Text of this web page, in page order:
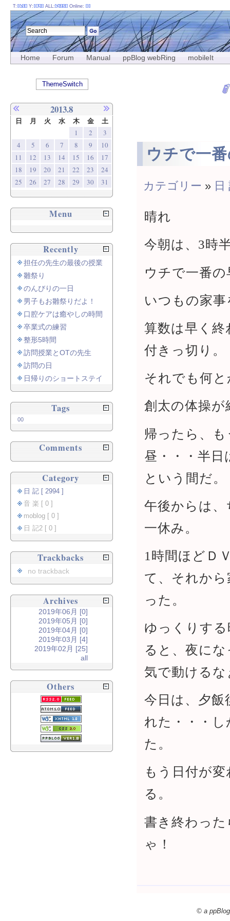
Home Forum Manual ppBlog webRing mobileIt
ウチで一
カテゴリー » 日
晴れ
今朝は、3時
ウチで一番
いつもの家
算数は早く
付きっ切り。
それでも何
創太の体操
帰ったら、も
昼・・・半日
という間だ。
午後からは
一休み。
1時間ほどＤ
て、それか
った。
ゆっくりす
ると、夜に
気で動けるな
今日は、夕
れた・・・
た。
もう日付が
る。
書き終わっ
ゃ！
T: Y: ALL: Online:
ThemeSwitch
2013.8
日 月 火 水 木 金 土
1 2
3
4
5 6 7 8 9
10
11
12 13 14 15 16
17
18
19 20 21 22 23
24
25
26 27 28 29 30 31
Menu
Recently
担任の先生の最後の授業
雛祭り
のんびりの一日
男子もお雛祭りだよ！
口腔ケアは癒やしの時間
卒業式の練習
整形5時間
訪問授業とOTの先生
訪問の日
日帰りのショートステイ
Tags
00
Comments
Category
日 記 [ 2994 ]
音 楽 [ 0 ]
moblog [ 0 ]
日 記2 [ 0 ]
Trackbacks
no trackback
Archives
2019年06月 [0]
2019年05月 [0]
2019年04月 [0]
2019年03月 [4]
2019年02月 [25]
all
Others
© a